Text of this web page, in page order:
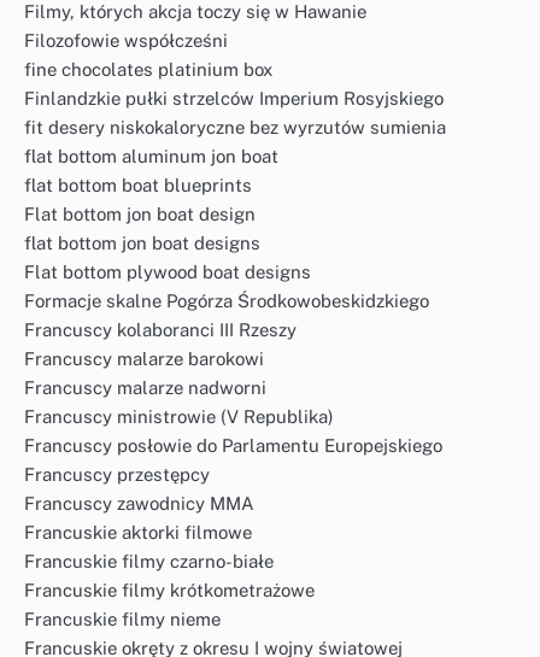
Filmy, których akcja toczy się w Hawanie
Filozofowie współcześni
fine chocolates platinium box
Finlandzkie pułki strzelców Imperium Rosyjskiego
fit desery niskokaloryczne bez wyrzutów sumienia
flat bottom aluminum jon boat
flat bottom boat blueprints
Flat bottom jon boat design
flat bottom jon boat designs
Flat bottom plywood boat designs
Formacje skalne Pogórza Środkowobeskidzkiego
Francuscy kolaboranci III Rzeszy
Francuscy malarze barokowi
Francuscy malarze nadworni
Francuscy ministrowie (V Republika)
Francuscy posłowie do Parlamentu Europejskiego
Francuscy przestępcy
Francuscy zawodnicy MMA
Francuskie aktorki filmowe
Francuskie filmy czarno-białe
Francuskie filmy krótkometrażowe
Francuskie filmy nieme
Francuskie okręty z okresu I wojny światowej